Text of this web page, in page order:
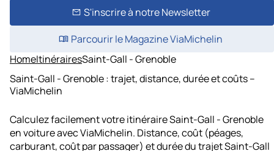
S'inscrire à notre Newsletter
Parcourir le Magazine ViaMichelin
HomeItinérairesSaint-Gall - Grenoble
Saint-Gall - Grenoble : trajet, distance, durée et coûts –
ViaMichelin
Calculez facilement votre itinéraire Saint-Gall - Grenoble
en voiture avec ViaMichelin. Distance, coût (péages,
carburant, coût par passager) et durée du trajet Saint-Gall